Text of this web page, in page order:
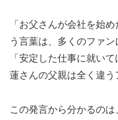
「お父さんが会社を始
う言葉は、多くのファ
「安定した仕事に就い
蓮さんの父親は全く違う
この発言から分かるの